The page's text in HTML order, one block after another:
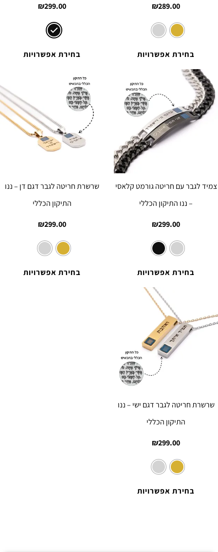
₪289.00
בחירת אפשרויות
₪299.00
בחירת אפשרויות
צמיד לגבר עם חריטה גורמט קלאסי
– ננו התיקון הכללי
₪299.00
בחירת אפשרויות
שרשרת חריטה לגבר דגם דן – ננו
התיקון הכללי
₪299.00
בחירת אפשרויות
שרשרת חריטה לגבר דגם ישי – ננו
התיקון הכללי
₪299.00
בחירת אפשרויות